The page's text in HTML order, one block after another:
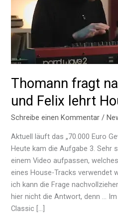
Thomann fragt
und Felix lehrt
Schreibe einen Kommentar /
Aktuell läuft das „70.000 Euro
Heute kam die Aufgabe 3. Sehr
einem Video aufpassen,
eines House-Tracks verwendet
ich kann die Frage
hier nicht die Antwort, denn …
Classic […]